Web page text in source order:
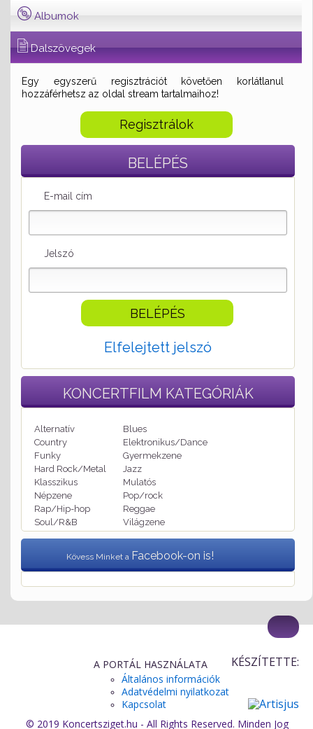
Albumok
Dalszövegek
Egy egyszerű regisztrációt követően korlátlanul
hozzáférhetsz az oldal stream tartalmaihoz!
Regisztrálok
BELÉPÉS
E-mail cím
Jelszó
Elfelejtett jelszó
KONCERTFILM KATEGÓRIÁK
Alternatív
Blues
Country
Elektronikus/Dance
Funky
Gyermekzene
Hard Rock/Metal
Jazz
Klasszikus
Mulatós
Népzene
Pop/rock
Rap/Hip-hop
Reggae
Soul/R&B
Világzene
Kövess Minket a Facebook-on is!
© 2019 Koncertsziget.hu - All Rights Reserved. Minden Jog
A PORTÁL HASZNÁLATA
Általános információk
Adatvédelmi nyilatkozat
Kapcsolat
KÉSZÍTETTE: